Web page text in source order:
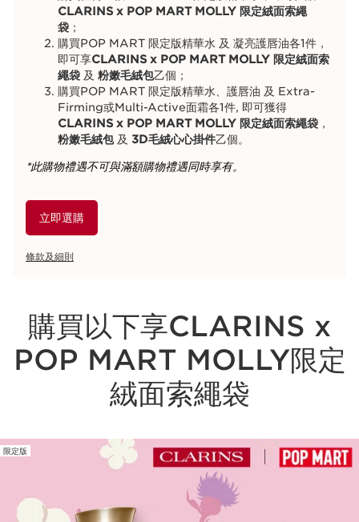
CLARINS x POP MART MOLLY 限定絨面索繩
袋 ；
購買POP MART 限定版精華水 及 凝亮護唇油各1件，
即可享CLARINS x POP MART MOLLY 限定絨面索
繩袋 及 粉嫩毛絨包乙個；
購買POP MART 限定版精華水、護唇油 及 Extra-
Firming或Multi-Active面霜各1件, 即可獲得
CLARINS x POP MART MOLLY 限定絨面索繩袋 ，
粉嫩毛絨包及 3D毛絨心心掛件乙個。
*此購物禮遇不可與滿額購物禮遇同時享有。
立即選購
條款及細則
購買以下享CLARINS x
POP MART MOLLY限定
絨面索繩袋
限定版